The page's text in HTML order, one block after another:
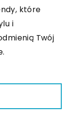
które
i
Twój